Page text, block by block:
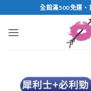
to
content
全館滿500免運、